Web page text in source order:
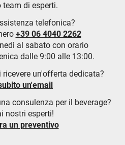
team di esperti.
telefonica?
+39 06 4040 2262
al sabato con orario
dalle 9:00 alle 13:00.
ricevere un'offerta dedicata?
un'email
consulenza per il beverage?
nostri esperti!
un preventivo